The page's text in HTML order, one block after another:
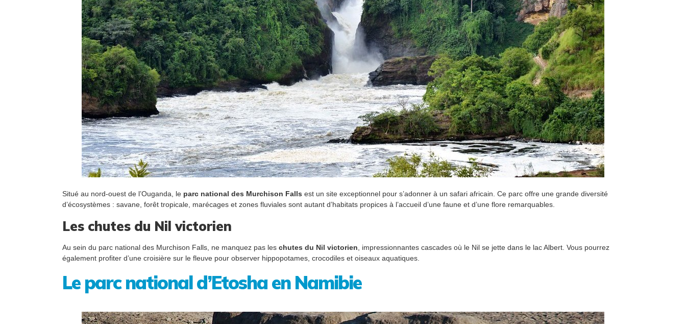
Situé au nord-ouest de l’Ouganda, le parc national des Murchison Falls est un site exceptionnel pour s’adonner à un safari africain. Ce parc offre une grande diversité
d’écosystèmes : savane, forêt tropicale, marécages et zones fluviales sont autant d’habitats propices à l’accueil d’une faune et d’une flore remarquables.
Les chutes du Nil victorien
Au sein du parc national des Murchison Falls, ne manquez pas les chutes du Nil victorien , impressionnantes cascades où le Nil se jette dans le lac Albert. Vous pourrez
également profiter d’une croisière sur le fleuve pour observer hippopotames, crocodiles et oiseaux aquatiques.
Le parc national d’Etosha en Namibie